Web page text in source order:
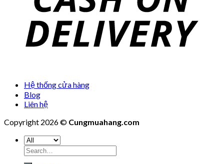
Hệ thống cửa hàng
Blog
Liên hệ
Copyright 2026 © Cungmuahang.com
Search
for: